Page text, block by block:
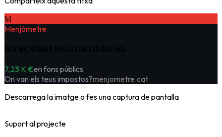
M
Menjòmetre
7,23 K €en fons públics
On van els teus impostos?menjometre.cat
Descarrega la imatge o fes una captura de pantalla
Suport al projecte